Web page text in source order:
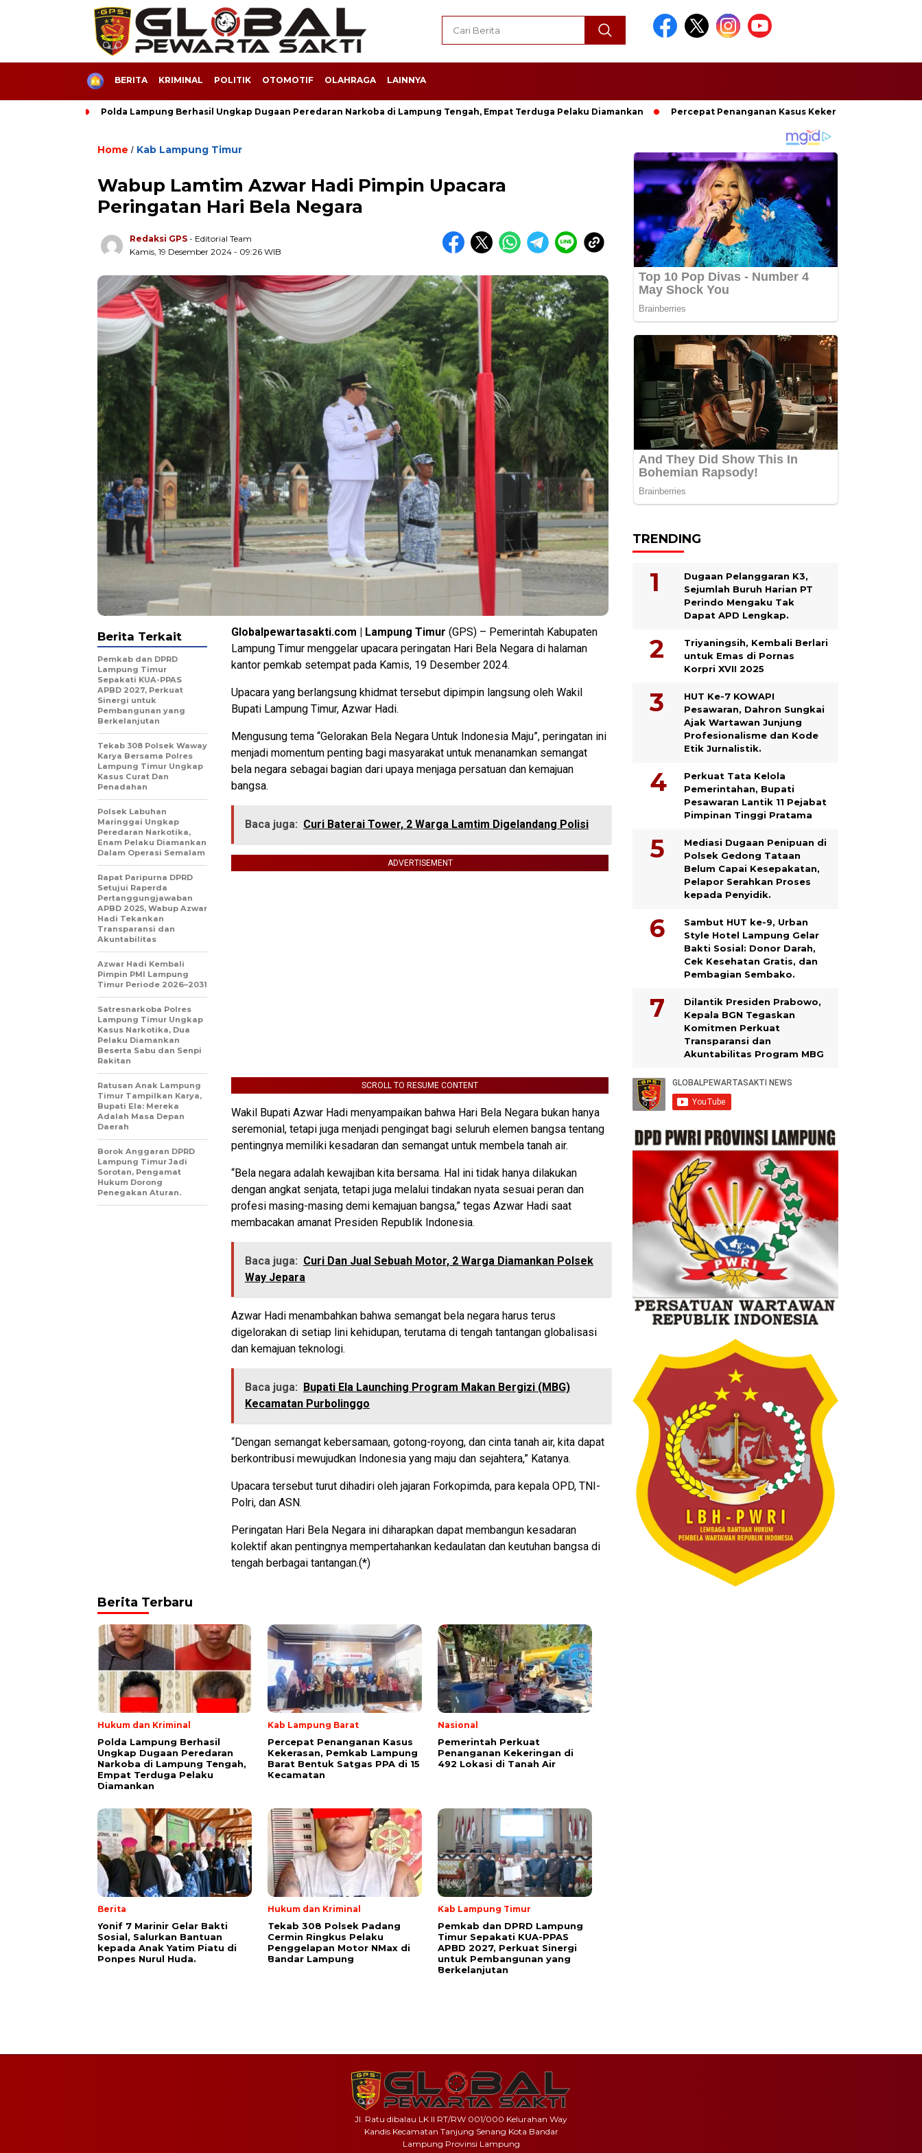
HOME
BERITA KRIMINAL POLITIK OTOMOTIF OLAHRAGA LAINNYA
Polda Lampung Berhasil Ungkap Dugaan Peredaran Narkoba di Lampung Tengah, Empat Terduga Pelaku Diamankan Percepat Penanganan Kasus Kekerasan, Pemkab
Home / Kab Lampung Timur
Wabup Lamtim Azwar Hadi Pimpin Upacara
Peringatan Hari Bela Negara
Redaksi GPS - Editorial Team
Kamis, 19 Desember 2024 - 09:26 WIB
Globalpewartasakti.com | Lampung Timur (GPS) – Pemerintah Kabupaten
Lampung Timur menggelar upacara peringatan Hari Bela Negara di halaman
kantor pemkab setempat pada Kamis, 19 Desember 2024.
Upacara yang berlangsung khidmat tersebut dipimpin langsung oleh Wakil
Bupati Lampung Timur, Azwar Hadi.
Mengusung tema “Gelorakan Bela Negara Untuk Indonesia Maju”, peringatan ini
menjadi momentum penting bagi masyarakat untuk menanamkan semangat
bela negara sebagai bagian dari upaya menjaga persatuan dan kemajuan
bangsa.
Baca juga: Curi Baterai Tower, 2 Warga Lamtim Digelandang Polisi
ADVERTISEMENT
SCROLL TO RESUME CONTENT
Wakil Bupati Azwar Hadi menyampaikan bahwa Hari Bela Negara bukan hanya
seremonial, tetapi juga menjadi pengingat bagi seluruh elemen bangsa tentang
pentingnya memiliki kesadaran dan semangat untuk membela tanah air.
“Bela negara adalah kewajiban kita bersama. Hal ini tidak hanya dilakukan
dengan angkat senjata, tetapi juga melalui tindakan nyata sesuai peran dan
profesi masing-masing demi kemajuan bangsa,” tegas Azwar Hadi saat
membacakan amanat Presiden Republik Indonesia.
Baca juga: Curi Dan Jual Sebuah Motor, 2 Warga Diamankan Polsek
Way Jepara
Azwar Hadi menambahkan bahwa semangat bela negara harus terus
digelorakan di setiap lini kehidupan, terutama di tengah tantangan globalisasi
dan kemajuan teknologi.
Baca juga:
Bupati Ela Launching Program Makan Bergizi (MBG)
Kecamatan Purbolinggo
“Dengan semangat kebersamaan, gotong-royong, dan cinta tanah air, kita dapat
berkontribusi mewujudkan Indonesia yang maju dan sejahtera,” Katanya.
Upacara tersebut turut dihadiri oleh jajaran Forkopimda, para kepala OPD, TNI-
Polri, dan ASN.
Peringatan Hari Bela Negara ini diharapkan dapat membangun kesadaran
kolektif akan pentingnya mempertahankan kedaulatan dan keutuhan bangsa di
tengah berbagai tantangan.(*)
Berita Terkait
Pemkab dan DPRD
Lampung Timur
Sepakati KUA-PPAS
APBD 2027, Perkuat
Sinergi untuk
Pembangunan yang
Berkelanjutan
Tekab 308 Polsek Waway
Karya Bersama Polres
Lampung Timur Ungkap
Kasus Curat Dan
Penadahan
Polsek Labuhan
Maringgai Ungkap
Peredaran Narkotika,
Enam Pelaku Diamankan
Dalam Operasi Semalam
Rapat Paripurna DPRD
Setujui Raperda
Pertanggungjawaban
APBD 2025, Wabup Azwar
Hadi Tekankan
Transparansi dan
Akuntabilitas
Azwar Hadi Kembali
Pimpin PMI Lampung
Timur Periode 2026–2031
Satresnarkoba Polres
Lampung Timur Ungkap
Kasus Narkotika, Dua
Pelaku Diamankan
Beserta Sabu dan Senpi
Rakitan
Ratusan Anak Lampung
Timur Tampilkan Karya,
Bupati Ela: Mereka
Adalah Masa Depan
Daerah
Borok Anggaran DPRD
Lampung Timur Jadi
Sorotan, Pengamat
Hukum Dorong
Penegakan Aturan.
Berita Terbaru
Hukum dan Kriminal
Polda Lampung Berhasil
Ungkap Dugaan Peredaran
Narkoba di Lampung Tengah,
Empat Terduga Pelaku
Diamankan
Kab Lampung Barat
Percepat Penanganan Kasus
Kekerasan, Pemkab Lampung
Barat Bentuk Satgas PPA di 15
Kecamatan
Nasional
Pemerintah Perkuat
Penanganan Kekeringan di
492 Lokasi di Tanah Air
Berita
Yonif 7 Marinir Gelar Bakti
Sosial, Salurkan Bantuan
kepada Anak Yatim Piatu di
Ponpes Nurul Huda.
Hukum dan Kriminal
Tekab 308 Polsek Padang
Cermin Ringkus Pelaku
Penggelapan Motor NMax di
Bandar Lampung
Kab Lampung Timur
Pemkab dan DPRD Lampung
Timur Sepakati KUA-PPAS
APBD 2027, Perkuat Sinergi
untuk Pembangunan yang
Berkelanjutan
TRENDING
Dugaan Pelanggaran K3,
Sejumlah Buruh Harian PT
Perindo Mengaku Tak
Dapat APD Lengkap.
Triyaningsih, Kembali Berlari
untuk Emas di Pornas
Korpri XVII 2025
HUT Ke-7 KOWAPI
Pesawaran, Dahron Sungkai
Ajak Wartawan Junjung
Profesionalisme dan Kode
Etik Jurnalistik.
Perkuat Tata Kelola
Pemerintahan, Bupati
Pesawaran Lantik 11 Pejabat
Pimpinan Tinggi Pratama
Mediasi Dugaan Penipuan di
Polsek Gedong Tataan
Belum Capai Kesepakatan,
Pelapor Serahkan Proses
kepada Penyidik.
Sambut HUT ke-9, Urban
Style Hotel Lampung Gelar
Bakti Sosial: Donor Darah,
Cek Kesehatan Gratis, dan
Pembagian Sembako.
Dilantik Presiden Prabowo,
Kepala BGN Tegaskan
Komitmen Perkuat
Transparansi dan
Akuntabilitas Program MBG
Jl. Ratu dibalau LK II RT/RW 001/000 Kelurahan Way
Kandis Kecamatan Tanjung Senang Kota Bandar
Lampung Provinsi Lampung